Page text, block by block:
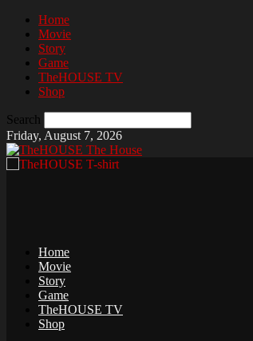
Home
Movie
Story
Game
TheHOUSE TV
Shop
Search
Friday, August 7, 2026
The House
Home
Movie
Story
Game
TheHOUSE TV
Shop